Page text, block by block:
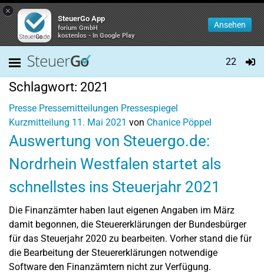
×
SteuerGo App
forium GmbH
kostenlos - In Google Play
Ansehen
22
Schlagwort: 2021
Presse Pressemitteilungen Pressespiegel
Kurzmitteilung 11. Mai 2021 von Chanice Pöppel
Auswertung von Steuergo.de:
Nordrhein Westfalen startet als
schnellstes ins Steuerjahr 2021
Die Finanzämter haben laut eigenen Angaben im März
damit begonnen, die Steuererklärungen der Bundesbürger
für das Steuerjahr 2020 zu bearbeiten. Vorher stand die für
die Bearbeitung der Steuererklärungen notwendige
Software den Finanzämtern nicht zur Verfügung.